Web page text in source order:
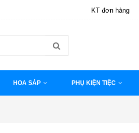
KT đơn hàng
HOA SÁP PHỤ KIỆN TIỆC